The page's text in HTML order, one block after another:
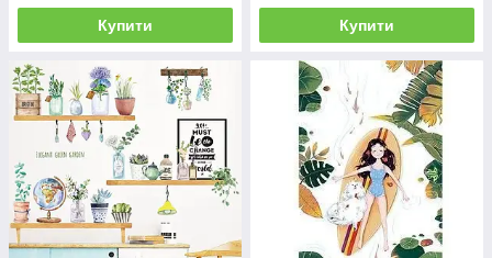
Купити Купити